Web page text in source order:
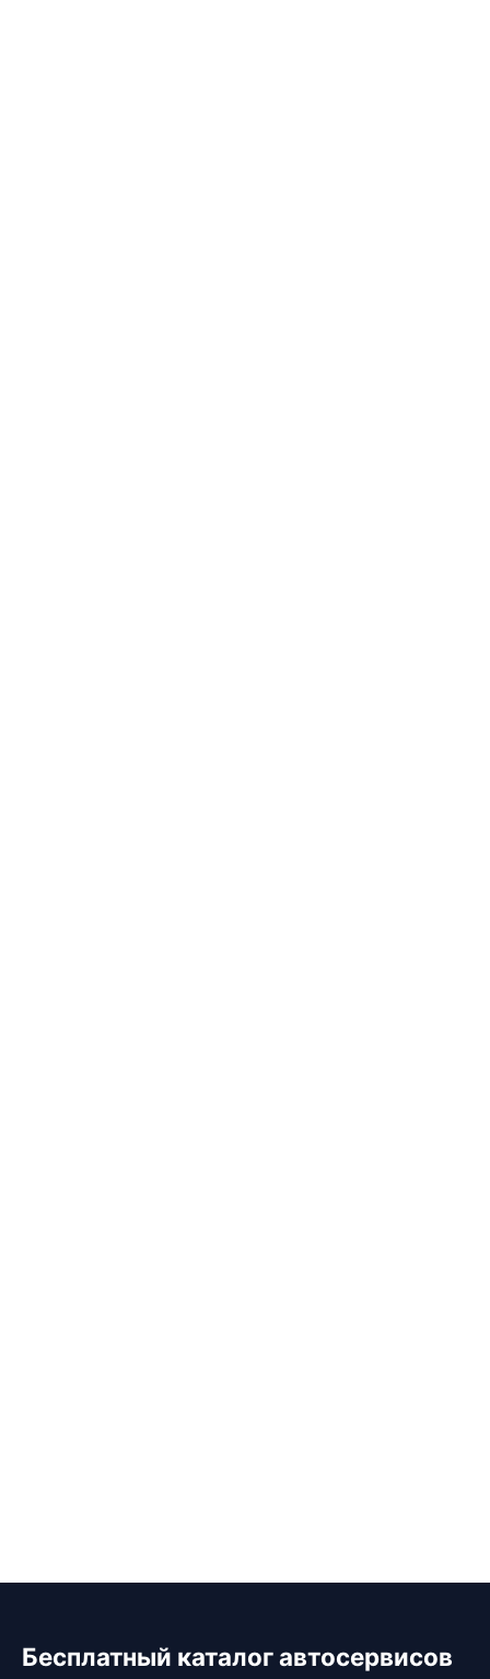
Бесплатный каталог автосервисов